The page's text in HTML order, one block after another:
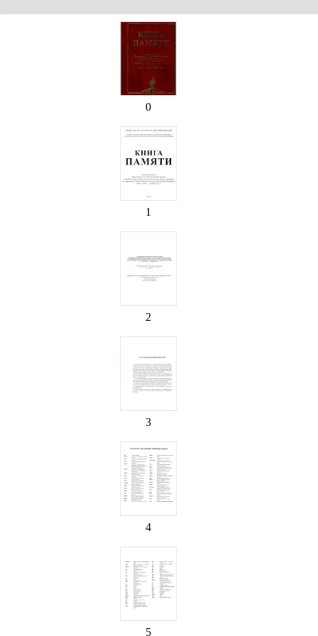
0
1
2
3
4
5